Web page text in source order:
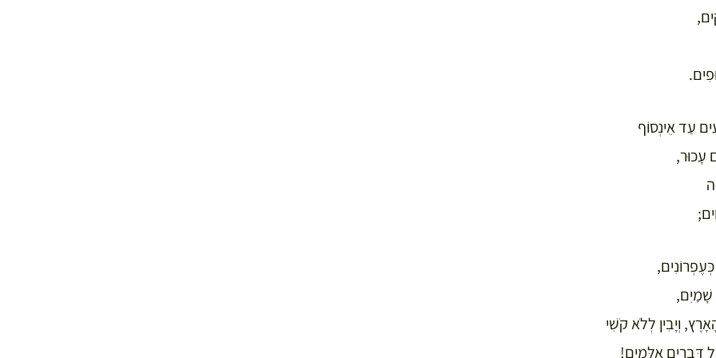
עַד אֵינְסוֹף
עָכוּר,
שָׁמַיִם,
וְיָבִין לְלֹא קֹשִׁי
דְּבָרִים אִלְּמִים!